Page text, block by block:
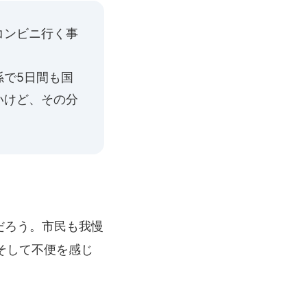
ンビニ行く事
で5日間も国
ど、その分
う。市民も我慢
して不便を感じ